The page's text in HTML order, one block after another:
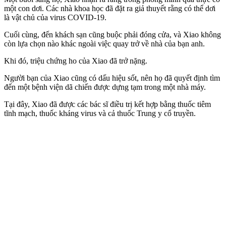
một con dơi. Các nhà khoa học đã đặt ra giả thuyết rằng có thể dơi
là vật chủ của virus COVID-19.
Cuối cùng, đến khách sạn cũng buộc phải đóng cửa, và Xiao không
còn lựa chọn nào khác ngoài việc quay trở về nhà của bạn anh.
Khi đó, triệu chứng ho của Xiao đã trở nặng.
Người bạn của Xiao cũng có dấu hiệu sốt, nên họ đã quyết định tìm
đến một bệnh viện d‌ã chi‌ến được dựng tạm trong một nhà máy.
Tại đây, Xiao đã được các bác sĩ điều trị kết hợp bằng thuốc tiêm
tĩnh mạch, thuốc kháng virus và cả thuốc Trung y cổ truyền.